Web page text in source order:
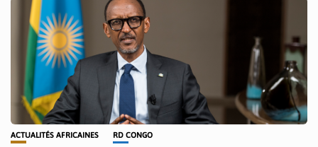
ACTUALITÉS AFRICAINES RD CONGO